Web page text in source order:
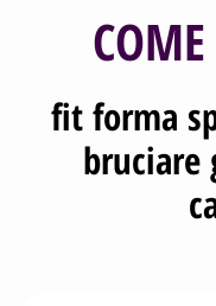
fit forma
bruciare